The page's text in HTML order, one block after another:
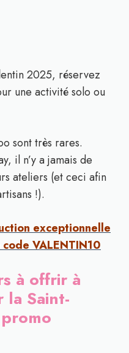
2025, réservez
une activité solo ou
sont très rares.
il n’y a jamais de
ateliers (et ceci afin
!).
exceptionnelle
VALENTIN10
à offrir à
Saint-